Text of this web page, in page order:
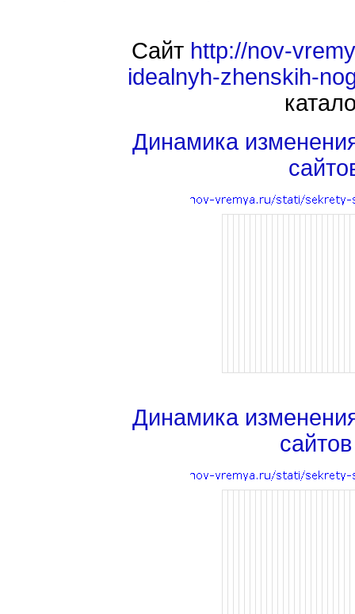
Сайт http://nov-
idealnyh-zhenskih-
Динамика
Динамика
сайтов